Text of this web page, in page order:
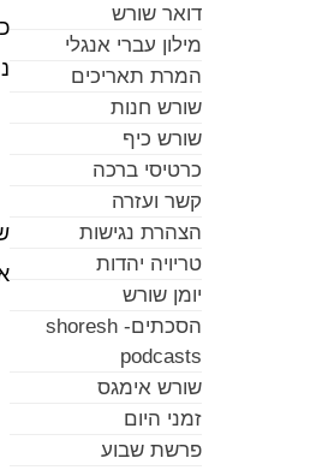
דואר שורש
מילון עברי אנגלי
המרת תאריכים
שורש חנות
שורש כיף
כרטיסי ברכה
קשר ועזרה
הצהרת נגישות
טריויה יהדות
יומן שורש
הסכתים- shoresh
podcasts
שורש אימגס
זמני היום
פרשת שבוע